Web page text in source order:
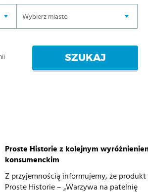
SZUKAJ
Proste Historie z kolejnym
konsumenckim
Z przyjemnością informujemy, że produkt
Proste Historie – „Warzywa na patelnię